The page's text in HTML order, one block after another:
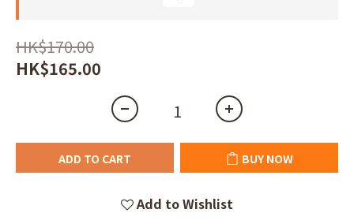
HK$170.00
HK$165.00
ADD TO CART BUY NOW
Add to Wishlist